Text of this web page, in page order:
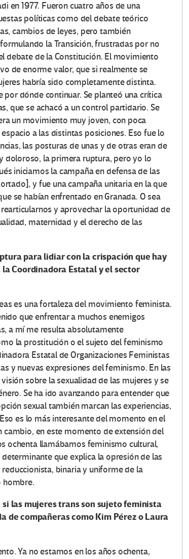
en 1977. Fueron cuatro años de una
políticas como del debate teórico
cambios de leyes, pero también
la Transición, frustradas por no
debate de la Constitución. El movimiento
de enorme valor, que si realmente se
habría sido completamente distinta.
dónde continuar. Se planteó una crítica
que se achacó a un control partidario. Se
un movimiento muy joven, con poca
a las distintas posiciones. Eso fue lo
las posturas de unas y de otras eran de
doloroso, la primera ruptura, pero yo lo
iniciamos la campaña en defensa de las
y fue una campaña unitaria en la que
se habían enfrentado en Granada. O sea
y aprovechar la oportunidad de
maternidad y el derecho de las
para lidiar con la crispación que hay
Coordinadora Estatal y el sector
es una fortaleza del movimiento feminista.
que enfrentar a muchos enemigos
a mí me resulta absolutamente
la prostitución o el sujeto del feminismo
Estatal de Organizaciones Feministas
y nuevas expresiones del feminismo. En las
sobre la sexualidad de las mujeres y se
Se ha ido avanzando para entender que
sexual también marcan las experiencias,
es lo más interesante del momento en el
cambio, en este momento de extensión del
ochenta llamábamos feminismo cultural,
que explica la opresión de las
binaria y uniforme de la
hombre.
las mujeres trans son sujeto feminista
compañeras como Kim Pérez o Laura
Ya no estamos en los años ochenta,